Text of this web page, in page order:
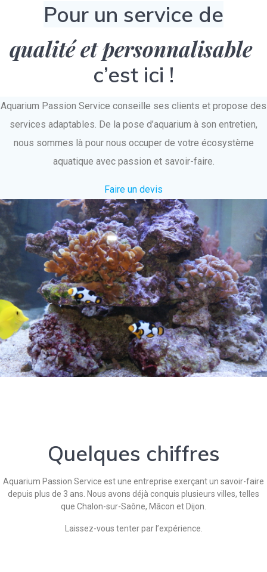
Pour un service de
qualité et personnalisable
c’est ici !
Aquarium Passion Service conseille ses clients et propose des
services adaptables. De la pose d’aquarium à son entretien,
nous sommes là pour nous occuper de votre écosystème
aquatique avec passion et savoir-faire.
Faire un devis
Quelques chiffres
Aquarium Passion Service est une entreprise exerçant un savoir-faire
depuis plus de 3 ans. Nous avons déjà conquis plusieurs villes, telles
que Chalon-sur-Saône, Mâcon et Dijon.
Laissez-vous tenter par l’expérience.